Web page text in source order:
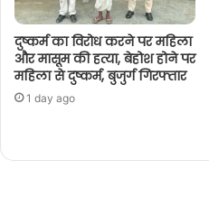
दुष्कर्म का विरोध करने पर महिला
और मासूम की हत्या, बेहोश होने पर
महिला से दुष्कर्म, बुजुर्ग गिरफ्तार
1 day ago